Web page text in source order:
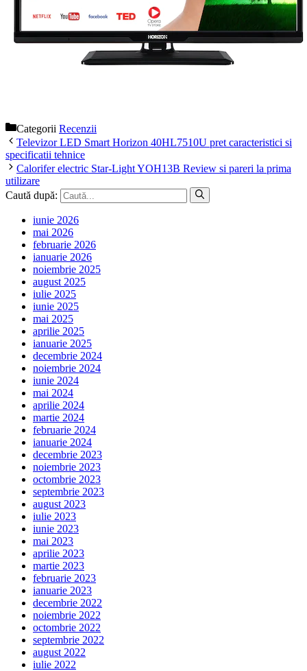
Categorii Recenzii
Televizor LED Smart Horizon 40HL7510U pret caracteristici si
specificatii tehnice
Calorifer electric Star-Light YOH13B Review si pareri la prima
utilizare
Caută după:
iunie 2026
mai 2026
februarie 2026
ianuarie 2026
noiembrie 2025
august 2025
iulie 2025
iunie 2025
mai 2025
aprilie 2025
ianuarie 2025
decembrie 2024
noiembrie 2024
iunie 2024
mai 2024
aprilie 2024
martie 2024
februarie 2024
ianuarie 2024
decembrie 2023
noiembrie 2023
octombrie 2023
septembrie 2023
august 2023
iulie 2023
iunie 2023
mai 2023
aprilie 2023
martie 2023
februarie 2023
ianuarie 2023
decembrie 2022
noiembrie 2022
octombrie 2022
septembrie 2022
august 2022
iulie 2022